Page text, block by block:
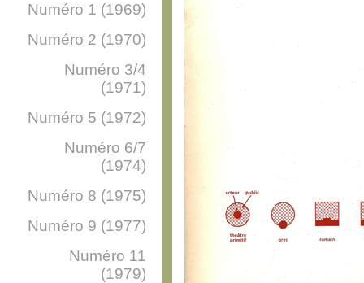
Numéro 1 (1969)
Numéro 2 (1970)
Numéro 3/4
(1971)
Numéro 5 (1972)
Numéro 6/7
(1974)
Numéro 8 (1975)
Numéro 9 (1977)
Numéro 11
(1979)